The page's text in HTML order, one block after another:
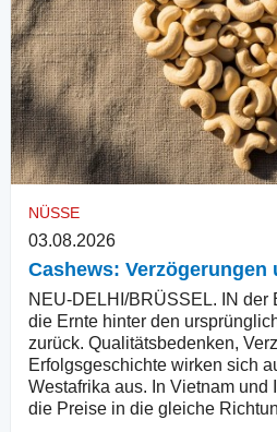
NÜSSE
03.08.2026
Cashews:
NEU-DELHI/BRÜSSEL. IN der
die Ernte hinter den
zurück. Qualitätsbedenken,
Erfolgsgeschichte wirken sich
Westafrika aus. In Vietnam und
die Preise in die gleiche